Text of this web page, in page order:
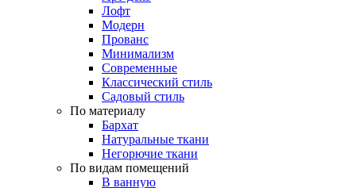
Лофт
Модерн
Прованс
Минимализм
Современные
Классический стиль
Садовый стиль
По материалу
Бархат
Натуральные ткани
Негорючие ткани
По видам помещений
В ванную